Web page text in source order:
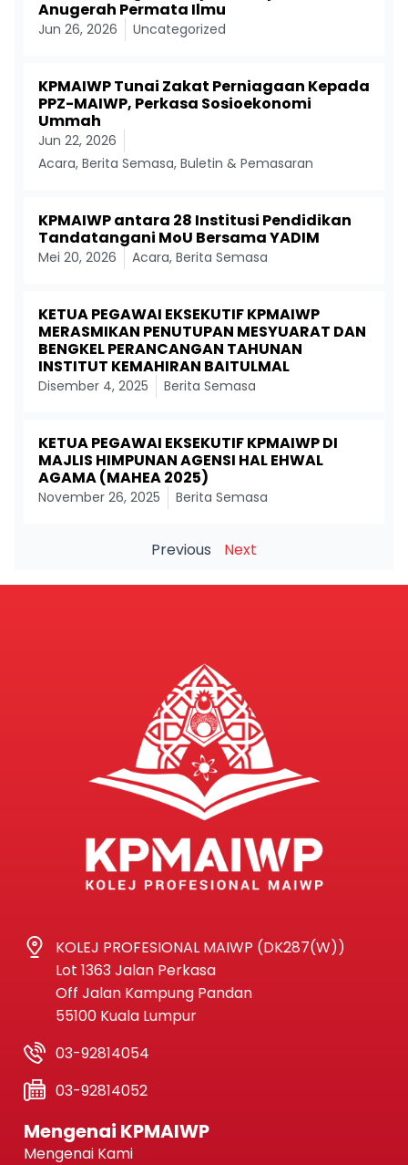
Anugerah Permata Ilmu
Jun 26, 2026 Uncategorized
KPMAIWP Tunai Zakat Perniagaan Kepada
PPZ-MAIWP, Perkasa Sosioekonomi
Ummah
Jun 22, 2026
Acara, Berita Semasa, Buletin & Pemasaran
KPMAIWP antara 28 Institusi Pendidikan
Tandatangani MoU Bersama YADIM
Mei 20, 2026 Acara, Berita Semasa
KETUA PEGAWAI EKSEKUTIF KPMAIWP
MERASMIKAN PENUTUPAN MESYUARAT DAN
BENGKEL PERANCANGAN TAHUNAN
INSTITUT KEMAHIRAN BAITULMAL
Disember 4, 2025 Berita Semasa
KETUA PEGAWAI EKSEKUTIF KPMAIWP DI
MAJLIS HIMPUNAN AGENSI HAL EHWAL
AGAMA (MAHEA 2025)
November 26, 2025 Berita Semasa
Previous Next
KOLEJ PROFESIONAL MAIWP (DK287(W))
Lot 1363 Jalan Perkasa
Off Jalan Kampung Pandan
55100 Kuala Lumpur
03-92814054
03-92814052
Mengenai KPMAIWP
Mengenai Kami